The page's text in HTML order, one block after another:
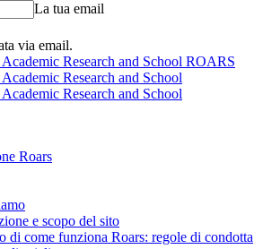
La tua email
via email.
ROARS
Roars
e scopo del sito
di come funziona Roars: regole di condotta